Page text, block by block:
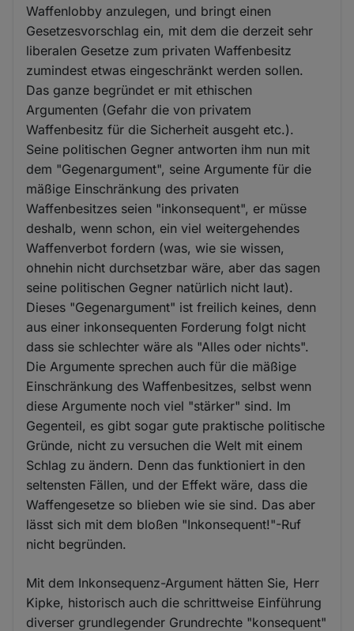
Waffenlobby anzulegen, und bringt einen
Gesetzesvorschlag ein, mit dem die derzeit sehr
liberalen Gesetze zum privaten Waffenbesitz
zumindest etwas eingeschränkt werden sollen.
Das ganze begründet er mit ethischen
Argumenten (Gefahr die von privatem
Waffenbesitz für die Sicherheit ausgeht etc.).
Seine politischen Gegner antworten ihm nun mit
dem "Gegenargument", seine Argumente für die
mäßige Einschränkung des privaten
Waffenbesitzes seien "inkonsequent", er müsse
deshalb, wenn schon, ein viel weitergehendes
Waffenverbot fordern (was, wie sie wissen,
ohnehin nicht durchsetzbar wäre, aber das sagen
seine politischen Gegner natürlich nicht laut).
Dieses "Gegenargument" ist freilich keines, denn
aus einer inkonsequenten Forderung folgt nicht
dass sie schlechter wäre als "Alles oder nichts".
Die Argumente sprechen auch für die mäßige
Einschränkung des Waffenbesitzes, selbst wenn
diese Argumente noch viel "stärker" sind. Im
Gegenteil, es gibt sogar gute praktische politische
Gründe, nicht zu versuchen die Welt mit einem
Schlag zu ändern. Denn das funktioniert in den
seltensten Fällen, und der Effekt wäre, dass die
Waffengesetze so blieben wie sie sind. Das aber
lässt sich mit dem bloßen "Inkonsequent!"-Ruf
nicht begründen.
Mit dem Inkonsequenz-Argument hätten Sie, Herr
Kipke, historisch auch die schrittweise Einführung
diverser grundlegender Grundrechte "konsequent"